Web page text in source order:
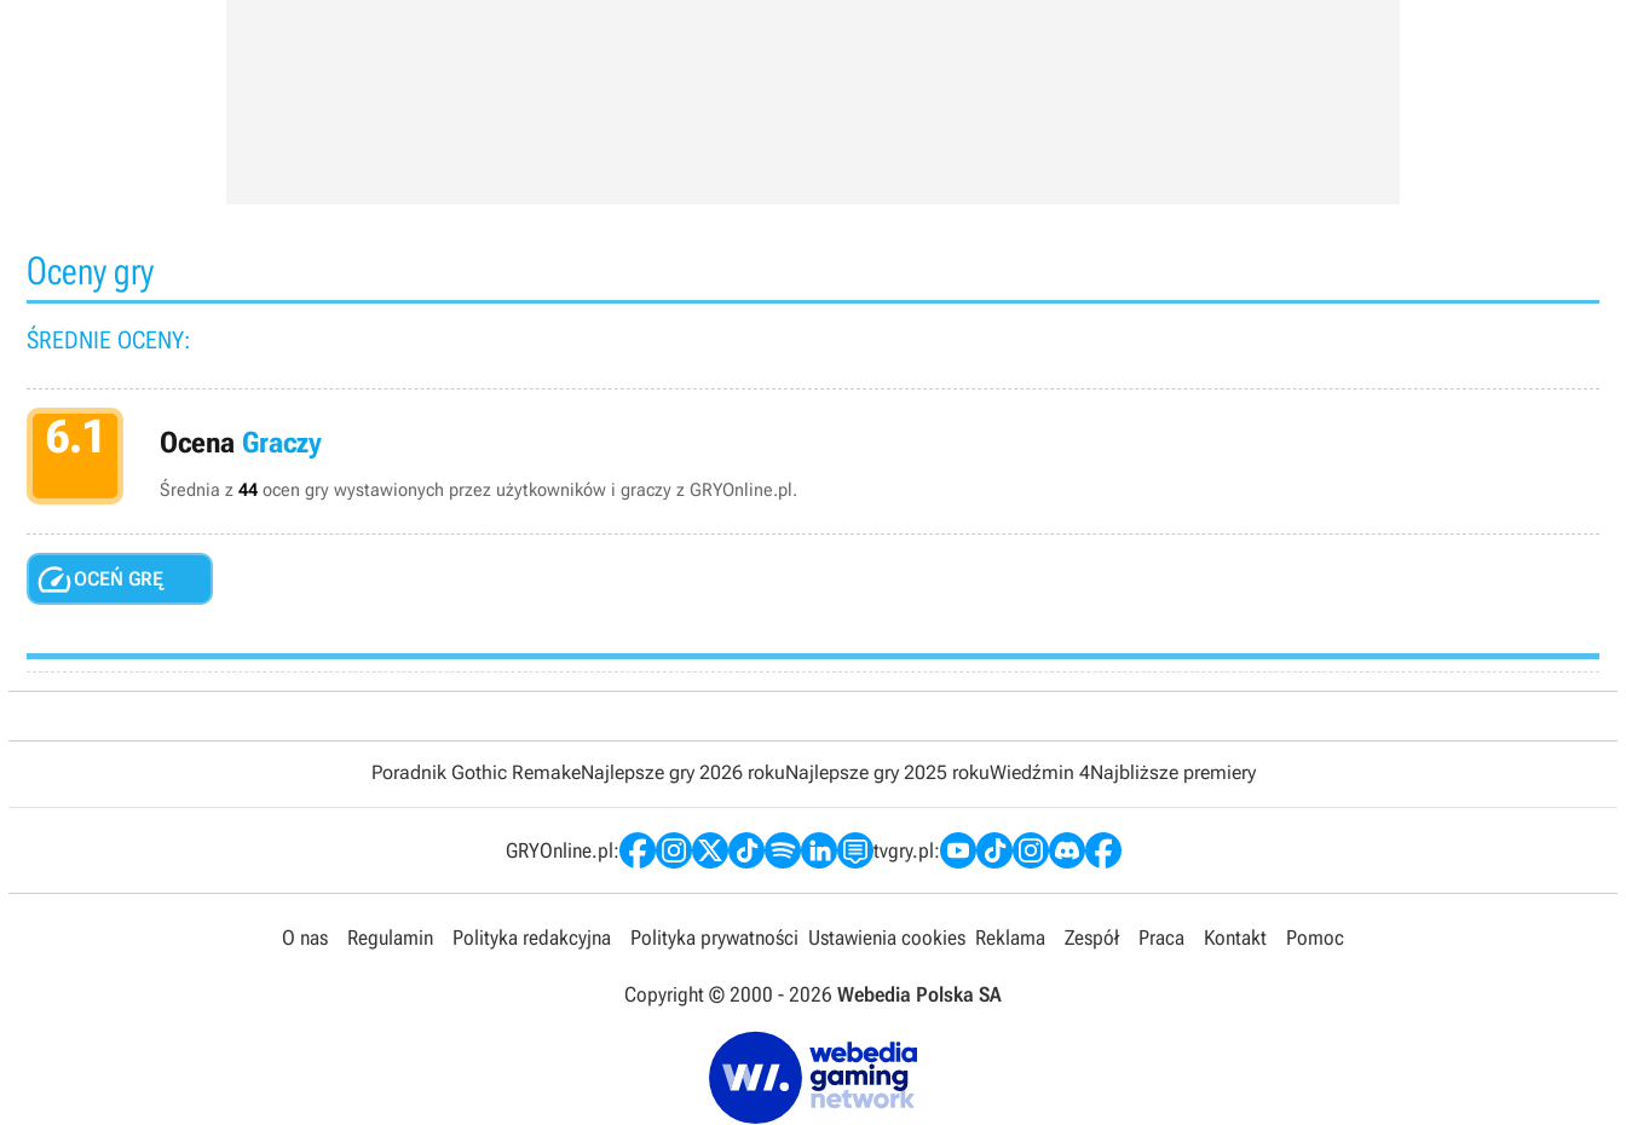
Oceny gry
ŚREDNIE OCENY:
6.1 Ocena Graczy
Średnia z 44 ocen gry wystawionych przez użytkowników i graczy z GRYOnline.pl.
OCEŃ GRĘ
Poradnik Gothic RemakeNajlepsze gry 2026 rokuNajlepsze gry 2025 rokuWiedźmin 4Najbliższe premiery
GRYOnline.pl: tvgry.pl:
O nas Regulamin Polityka redakcyjna Polityka prywatności Ustawienia cookies Reklama Zespół Praca Kontakt Pomoc
Copyright © 2000 - 2026 Webedia Polska SA